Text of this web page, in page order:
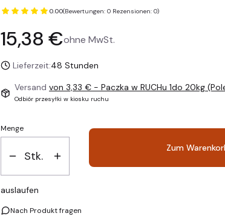
0.00(Bewertungen: 0 Rezensionen: 0)
Preis
15,38 €ohne MwSt.
Lieferzeit:48 Stunden
Versand von 3,33 € - Paczka w RUCHu 1do 20kg
Odbiór przesyłki w kiosku ruchu
Menge
Stk.
Zum
auslaufen
Nach Produkt fragen